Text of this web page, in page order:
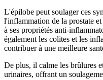
L'épilobe peut soulager ces
l'inflammation de la prostate
à ses propriétés anti-
également les colites et les
contribuer à une meilleure
De plus, il calme les brûlures
urinaires, offrant un